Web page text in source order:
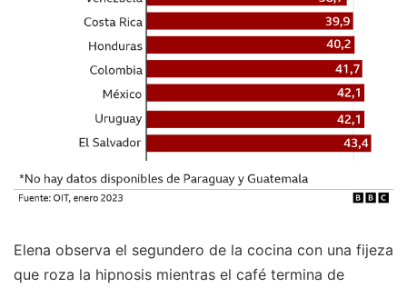
Elena observa el segundero de la cocina con una fijeza
que roza la hipnosis mientras el café termina de